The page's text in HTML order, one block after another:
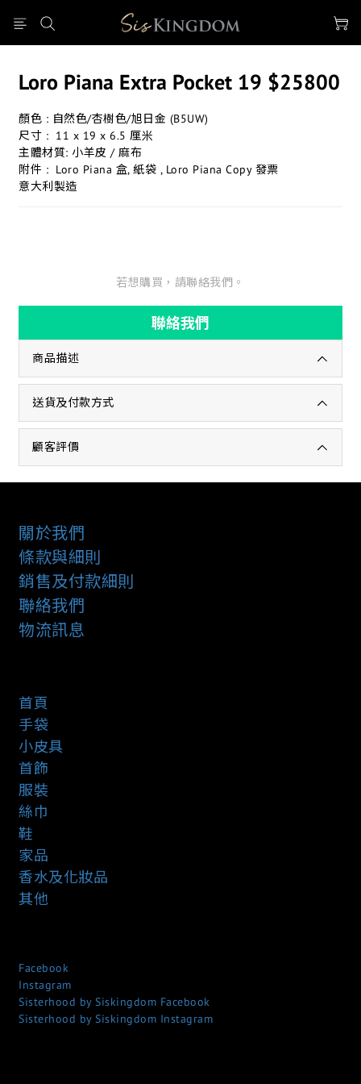
Loro Piana Extra Pocket 19 $25800
顏色 : 自然色/杏樹色/旭日金 (B5UW)
尺寸 :  11 x 19 x 6.5 厘米
主體材質: 小羊皮 / 麻布
附件 :  Loro Piana 盒, 紙袋 , Loro Piana Copy 發票
意大利製造
若想購買，請聯絡我們。
聯絡我們
商品描述
送貨及付款方式
顧客評價
關於我們
條款與細則
銷售及付款細則
聯絡我們
物流訊息
首頁
手袋
小皮具
首飾
服裝
絲巾
鞋
家品
香水及化妝品
其他
Facebook
Instagram
Sisterhood by Siskingdom Facebook
Sisterhood by Siskingdom Instagram